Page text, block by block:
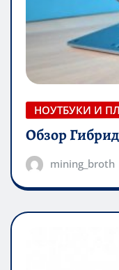
НОУТБУКИ И
Обзор
mining_broth